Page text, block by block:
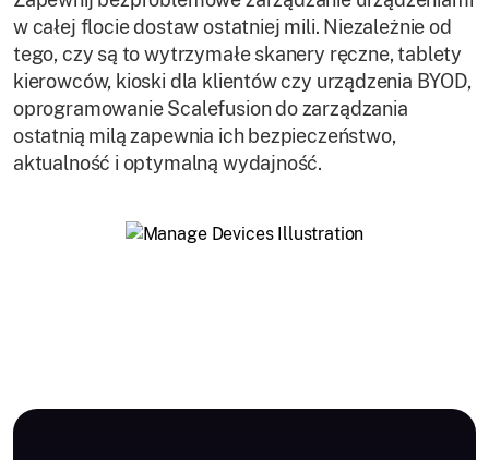
w całej flocie dostaw ostatniej mili. Niezależnie od
tego, czy są to wytrzymałe skanery ręczne, tablety
kierowców, kioski dla klientów czy urządzenia BYOD,
oprogramowanie Scalefusion do zarządzania
ostatnią milą zapewnia ich bezpieczeństwo,
aktualność i optymalną wydajność.